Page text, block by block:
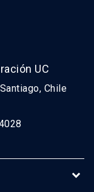
UC
Chile